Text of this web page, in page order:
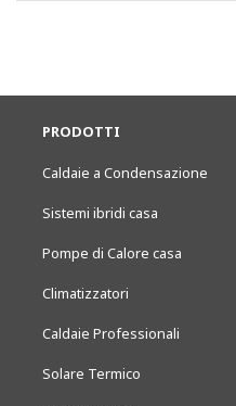
PRODOTTI
Caldaie a Condensazione
Sistemi ibridi casa
Pompe di Calore casa
Climatizzatori
Caldaie Professionali
Solare Termico